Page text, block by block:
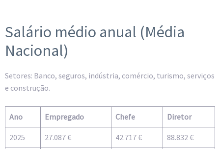
Salário médio anual (Média
Nacional)
Setores: Banco, seguros, indústria, comércio, turismo, serviços
e construção.
Ano Empregado Chefe Diretor
2025 27.087 € 42.717 € 88.832 €